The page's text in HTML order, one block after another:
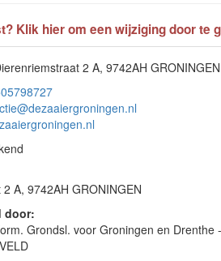
Klik hier om een wijziging door te
2 A, 9742AH GRONINGEN
A, 9742AH GRONINGEN
door:
Grondsl. voor Groningen en Drenthe